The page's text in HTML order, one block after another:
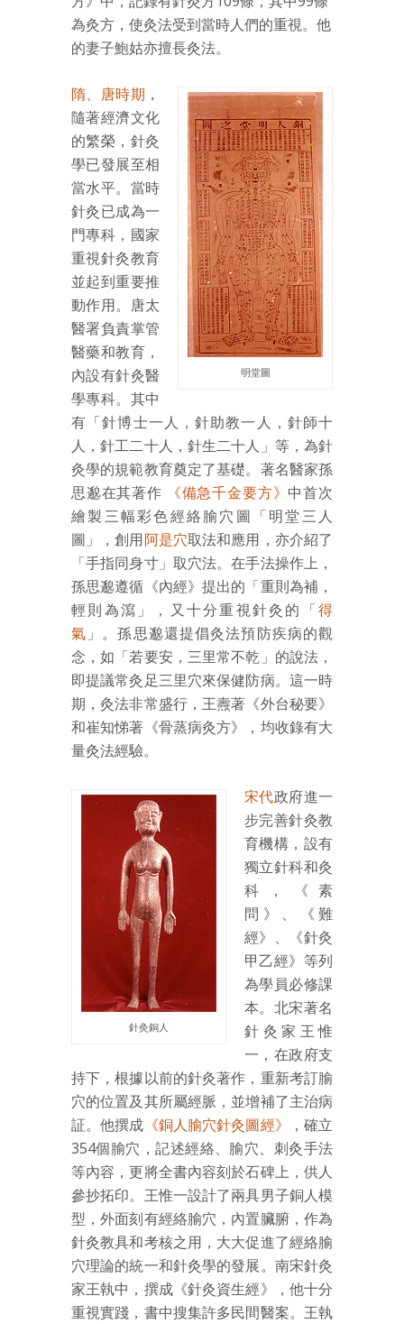
為灸方，使灸法受到當時人們的重視。他
的妻子鮑姑亦擅長灸法。
明堂圖
隋、唐時期 ，
隨著經濟文化
的繁榮，針灸
學已發展至相
當水平。當時
針灸已成為一
門專科，國家
重視針灸教育
並起到重要推
動作用。唐太
醫署負責掌管
醫藥和教育，
內設有針灸醫
學專科。其中
有「針博士一人，針助教一人，針師十
人，針工二十人，針生二十人」等，為針
灸學的規範教育奠定了基礎。著名醫家孫
思邈在其著作
《備急千金要方》 中首次
繪製三幅彩色經絡腧穴圖「明堂三人
圖」，創用阿是穴取法和應用，亦介紹了
「手指同身寸」取穴法。在手法操作上，
孫思邈遵循《內經》提出的「重則為補，
輕則為瀉」，又十分重視針灸的「得
氣 」。孫思邈還提倡灸法預防疾病的觀
念，如「若要安，三里常不乾」的說法，
即提議常灸足三里穴來保健防病。這一時
期，灸法非常盛行，王燾著《外台秘要》
和崔知悌著《骨蒸病灸方》，均收錄有大
量灸法經驗。
針灸銅人
宋代政府進一
步完善針灸教
育機構，設有
獨立針科和灸
科，《素
問》、《難
經》、《針灸
甲乙經》等列
為學員必修課
本。北宋著名
針灸家王惟
一，在政府支
持下，根據以前的針灸著作，重新考訂腧
穴的位置及其所屬經脈，並增補了主治病
証。他撰成 《銅人腧穴針灸圖經》
，確立
354個腧穴，記述經絡、腧穴、刺灸手法
等內容，更將全書內容刻於石碑上，供人
參抄拓印。王惟一設計了兩具男子銅人模
型，外面刻有經絡腧穴，內置臟腑，作為
針灸教具和考核之用，大大促進了經絡腧
穴理論的統一和針灸學的發展。南宋針灸
家王執中，撰成《針灸資生經》，他十分
重視實踐，書中搜集許多民間醫案。王執